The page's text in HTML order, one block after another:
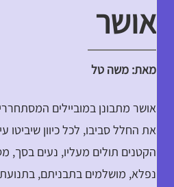
אושר
מאת: משה טל
אושר מתבונן במוביילים
את החלל סביבו, לכל כיוון שיביטו
הקטנים תולים מעליו, נעים בסך,
נפלא, מושלמים בתבניתם,